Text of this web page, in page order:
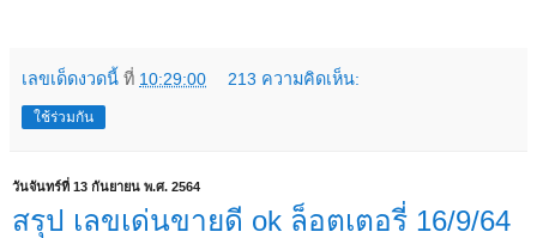
เลขเด็ดงวดนี้ ที่ 10:29:00 213 ความคิดเห็น:
ใช้ร่วมกัน
วันจันทร์ที่ 13 กันยายน พ.ศ. 2564
สรุป เลขเด่นขายดี ok ล็อตเตอรี่ 16/9/64